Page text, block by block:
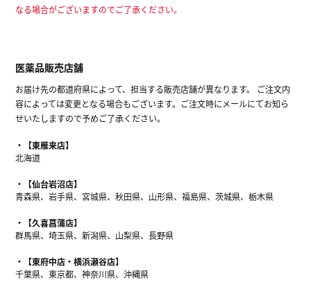
なる場合がございますのでご了承ください。
医薬品販売店舗
お届け先の都道府県によって、担当する販売店舗が異なります。 ご注文内
容によっては変更となる場合もございます。ご注文時にメールにてお知ら
せいたしますので予めご了承ください。
【東雁来店】
北海道
【仙台岩沼店】
青森県、岩手県、宮城県、秋田県、山形県、福島県、茨城県、栃木県
【久喜菖蒲店】
群馬県、埼玉県、新潟県、山梨県、長野県
【東府中店・横浜瀬谷店】
千葉県、東京都、神奈川県、沖縄県